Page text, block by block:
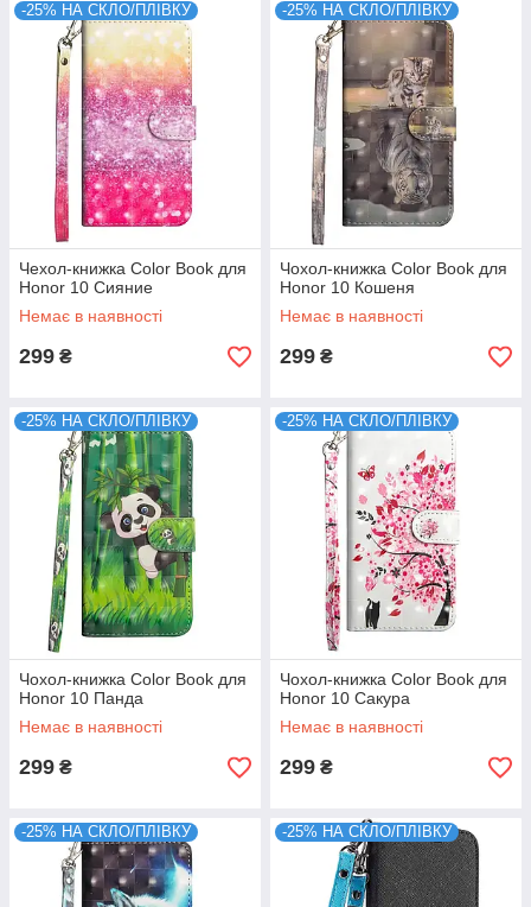
-25% НА СКЛО/ПЛІВКУ
Чехол-книжка Color Book для
Honor 10 Сияние
Немає в наявності
299 ₴
-25% НА СКЛО/ПЛІВКУ
Чохол-книжка Color Book для
Honor 10 Кошеня
Немає в наявності
299 ₴
-25% НА СКЛО/ПЛІВКУ
Чохол-книжка Color Book для
Honor 10 Панда
Немає в наявності
299 ₴
-25% НА СКЛО/ПЛІВКУ
Чохол-книжка Color Book для
Honor 10 Сакура
Немає в наявності
299 ₴
-25% НА СКЛО/ПЛІВКУ -25% НА СКЛО/ПЛІВКУ